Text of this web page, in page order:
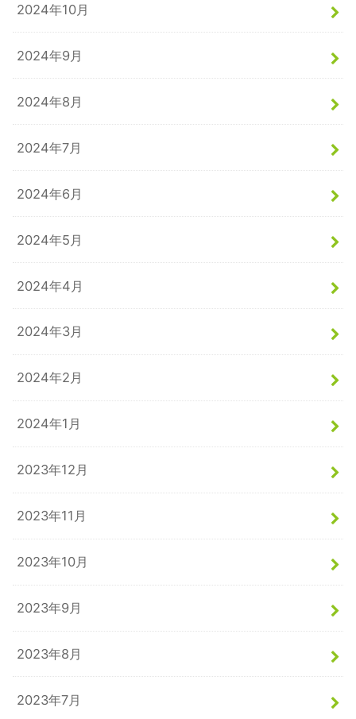
2024年10月
2024年9月
2024年8月
2024年7月
2024年6月
2024年5月
2024年4月
2024年3月
2024年2月
2024年1月
2023年12月
2023年11月
2023年10月
2023年9月
2023年8月
2023年7月